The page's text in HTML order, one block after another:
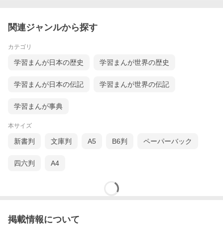
関連ジャンルから探す
カテゴリ
学習まんが日本の歴史 学習まんが世界の歴史
学習まんが日本の伝記 学習まんが世界の伝記
学習まんが事典
本サイズ
新書判 文庫判 A5 B6判 ペーパーバック
四六判 A4
掲載情報について